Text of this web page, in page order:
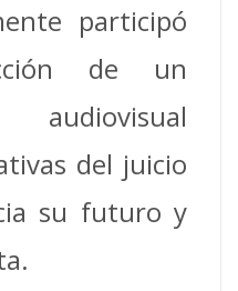
participó
de un
del juicio
su futuro y